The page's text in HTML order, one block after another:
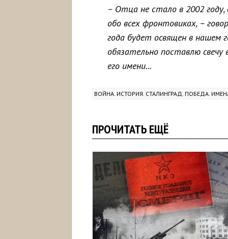
– Отца не стало в 2002 году,
обо всех фронтовиках, –
года будет освящен в нашем
обязательно поставлю
его имени...
ВОЙНА. ИСТОРИЯ. СТАЛИНГРАД. ПОБЕДА.
ПРОЧИТАТЬ ЕЩЁ